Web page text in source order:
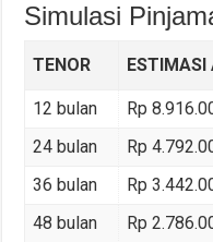
Simulasi
TENOR ESTIMASI
12 bulan
Rp
24 bulan
Rp
36 bulan
Rp
48 bulan
Rp